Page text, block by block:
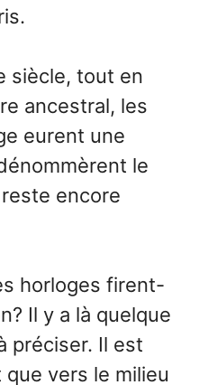
siècle, tout en
ancestral, les
eurent une
le
encore
horloges firent-
Il y a là quelque
préciser. Il est
vers le milieu